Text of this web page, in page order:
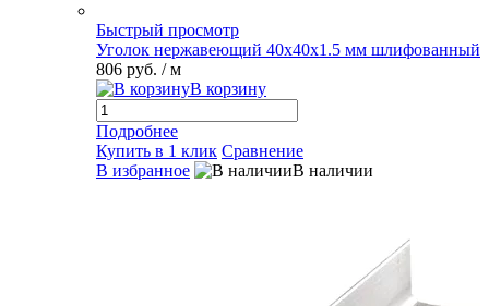
Быстрый просмотр
Уголок нержавеющий 40х40х1.5 мм шлифованный
806 руб. / м
В корзину
Подробнее
Купить в 1 клик Сравнение
В избранное
В наличии